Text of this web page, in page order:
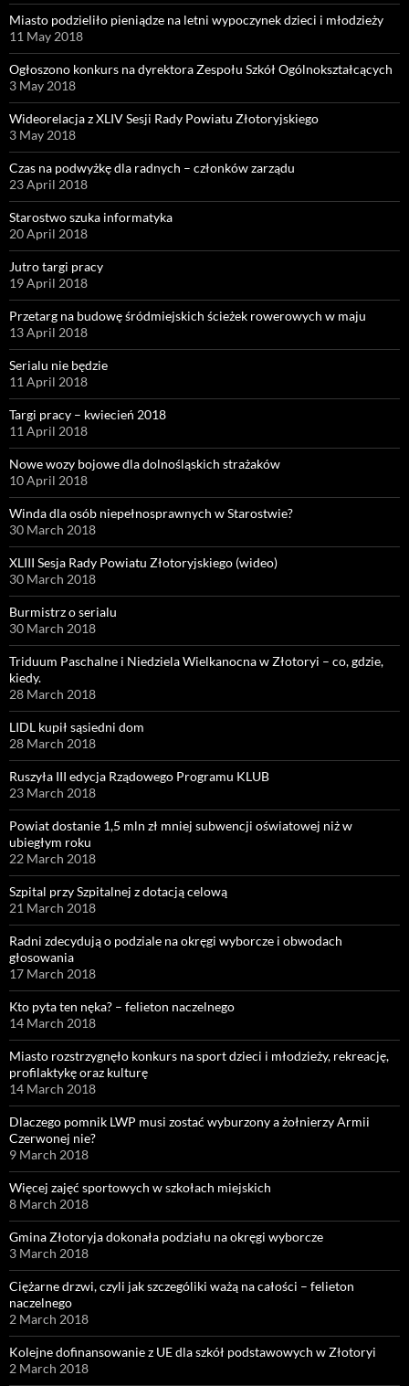
Miasto podzieliło pieniądze na letni wypoczynek dzieci i młodzieży
11 May 2018
Ogłoszono konkurs na dyrektora Zespołu Szkół Ogólnokształcących
3 May 2018
Wideorelacja z XLIV Sesji Rady Powiatu Złotoryjskiego
3 May 2018
Czas na podwyżkę dla radnych – członków zarządu
23 April 2018
Starostwo szuka informatyka
20 April 2018
Jutro targi pracy
19 April 2018
Przetarg na budowę śródmiejskich ścieżek rowerowych w maju
13 April 2018
Serialu nie będzie
11 April 2018
Targi pracy – kwiecień 2018
11 April 2018
Nowe wozy bojowe dla dolnośląskich strażaków
10 April 2018
Winda dla osób niepełnosprawnych w Starostwie?
30 March 2018
XLIII Sesja Rady Powiatu Złotoryjskiego (wideo)
30 March 2018
Burmistrz o serialu
30 March 2018
Triduum Paschalne i Niedziela Wielkanocna w Złotoryi – co, gdzie,
kiedy.
28 March 2018
LIDL kupił sąsiedni dom
28 March 2018
Ruszyła III edycja Rządowego Programu KLUB
23 March 2018
Powiat dostanie 1,5 mln zł mniej subwencji oświatowej niż w
ubiegłym roku
22 March 2018
Szpital przy Szpitalnej z dotacją celową
21 March 2018
Radni zdecydują o podziale na okręgi wyborcze i obwodach
głosowania
17 March 2018
Kto pyta ten nęka? – felieton naczelnego
14 March 2018
Miasto rozstrzygnęło konkurs na sport dzieci i młodzieży, rekreację,
profilaktykę oraz kulturę
14 March 2018
Dlaczego pomnik LWP musi zostać wyburzony a żołnierzy Armii
Czerwonej nie?
9 March 2018
Więcej zajęć sportowych w szkołach miejskich
8 March 2018
Gmina Złotoryja dokonała podziału na okręgi wyborcze
3 March 2018
Ciężarne drzwi, czyli jak szczególiki ważą na całości – felieton
naczelnego
2 March 2018
Kolejne dofinansowanie z UE dla szkół podstawowych w Złotoryi
2 March 2018